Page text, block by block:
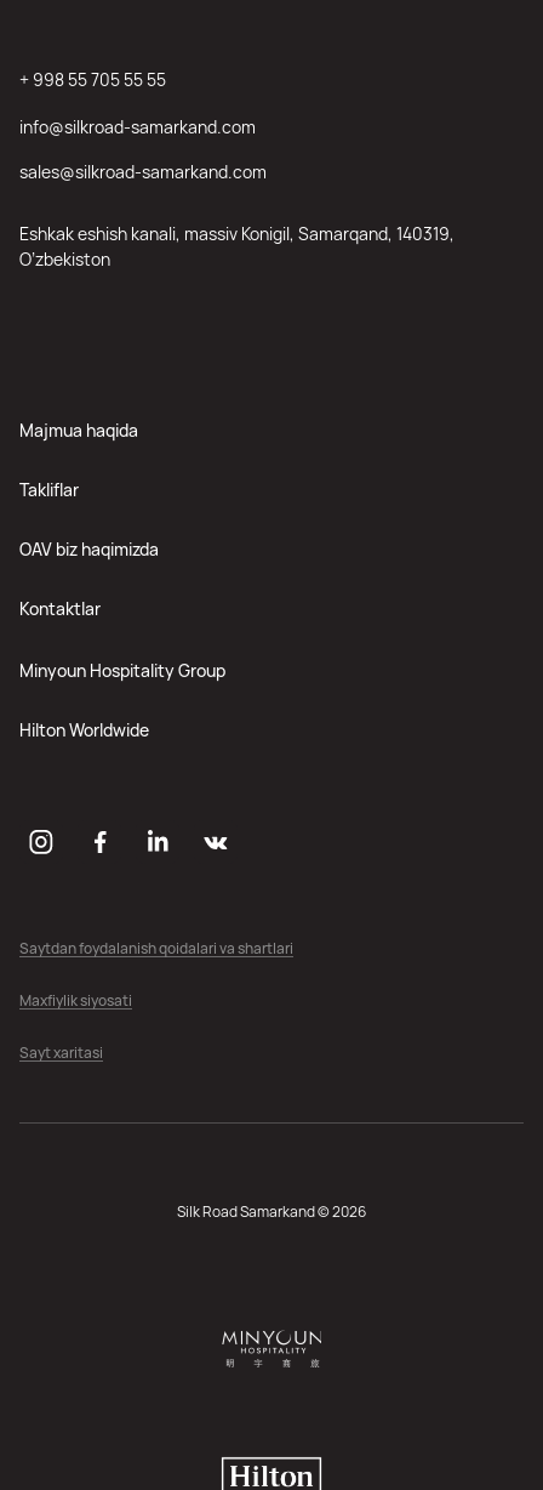
Majmua haqida
Takliflar
OAV biz haqimizda
Kontaktlar
Minyoun Hospitality Group
Hilton Worldwide
+ 998 55 705 55 55
info@silkroad-samarkand.com
sales@silkroad-samarkand.com
Eshkak eshish kanali, massiv Konigil, Samarqand, 140319,
O’zbekiston
Saytdan foydalanish qoidalari va shartlari
Maxfiylik siyosati
Sayt xaritasi
Silk Road Samarkand © 2026